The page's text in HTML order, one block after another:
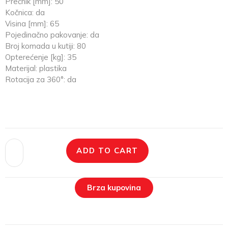
Kočnica: da
Visina [mm]: 65
Pojedinačno pakovanje: da
Broj komada u kutiji: 80
Opterećenje [kg]: 35
Materijal: plastika
Rotacija za 360°: da
ADD TO CART
Brza kupovina